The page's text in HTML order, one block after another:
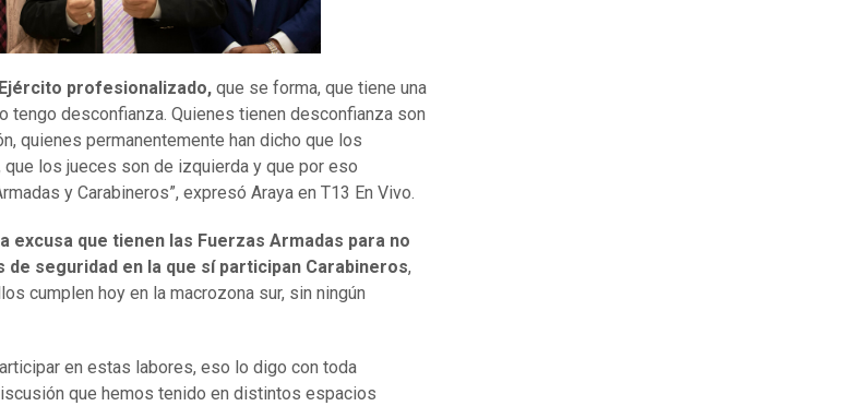
profesionalizado, que se forma, que tiene una
tengo desconfianza. Quienes tienen desconfianza son
quienes permanentemente han dicho que los
los jueces son de izquierda y que por eso
y Carabineros”, expresó Araya en T13 En Vivo.
excusa que tienen las Fuerzas Armadas para no
seguridad en la que sí participan Carabineros,
cumplen hoy en la macrozona sur, sin ningún
en estas labores, eso lo digo con toda
que hemos tenido en distintos espacios